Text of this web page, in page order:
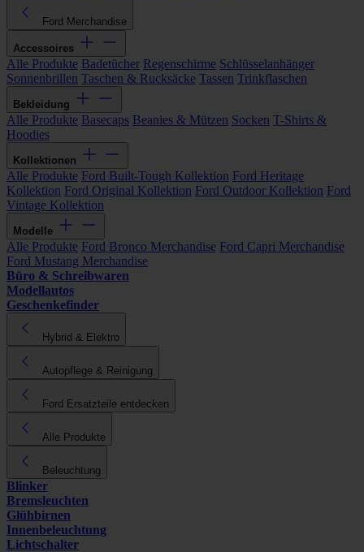
Ford Merchandise
Accessoires
Alle Produkte Badetücher Regenschirme Schlüsselanhänger
Sonnenbrillen Taschen & Rucksäcke Tassen Trinkflaschen
Bekleidung
Alle Produkte Basecaps Beanies & Mützen Socken T-Shirts &
Hoodies
Kollektionen
Alle Produkte Ford Built-Tough Kollektion Ford Heritage
Kollektion Ford Original Kollektion Ford Outdoor Kollektion Ford
Vintage Kollektion
Modelle
Alle Produkte Ford Bronco Merchandise Ford Capri Merchandise
Ford Mustang Merchandise
Büro & Schreibwaren
Modellautos
Geschenkefinder
Hybrid & Elektro
Autopflege & Reinigung
Ford Ersatzteile entdecken
Alle Produkte
Beleuchtung
Blinker
Bremsleuchten
Glühbirnen
Innenbeleuchtung
Lichtschalter